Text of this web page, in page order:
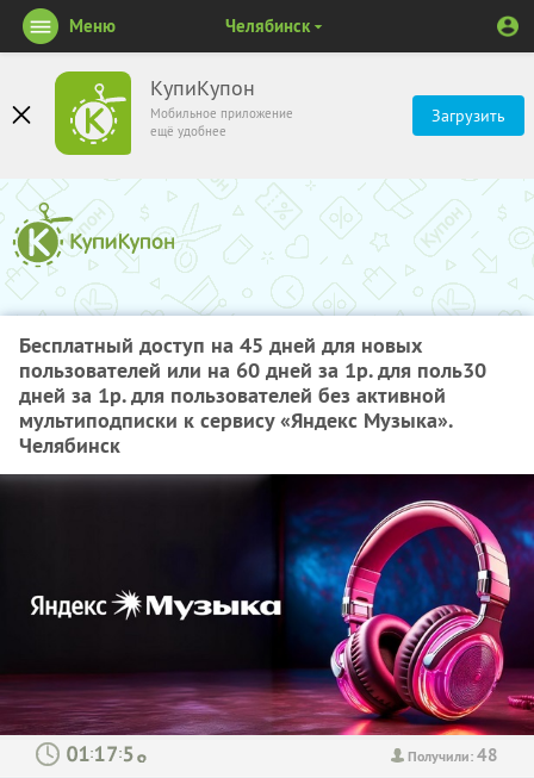
КупиКупон
Мобильное приложение
ещё удобнее
Загрузить
Меню Челябинск
Бесплатный доступ на 45 дней для новых
пользователей или на 60 дней за 1р. для поль30
дней за 1р. для пользователей без активной
мультиподписки к сервису «Яндекс Музыка».
Челябинск
Получили:48
: :